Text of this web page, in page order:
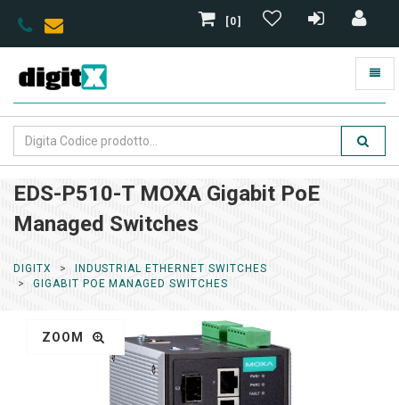
[0]
EDS-P510-T MOXA Gigabit PoE
Managed Switches
DIGITX
INDUSTRIAL ETHERNET SWITCHES
GIGABIT POE MANAGED SWITCHES
ZOOM